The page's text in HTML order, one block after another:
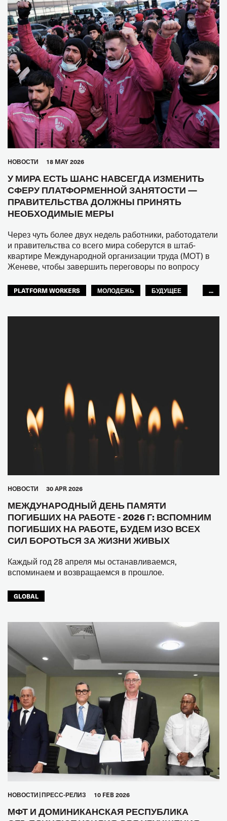
HОВОСТИ 18 MAY 2026
У МИРА ЕСТЬ ШАНС НАВСЕГДА ИЗМЕНИТЬ
СФЕРУ ПЛАТФОРМЕННОЙ ЗАНЯТОСТИ —
ПРАВИТЕЛЬСТВА ДОЛЖНЫ ПРИНЯТЬ
НЕОБХОДИМЫЕ МЕРЫ
Через чуть более двух недель работники, работодатели
и правительства со всего мира соберутся в штаб-
квартире Международной организации труда (МОТ) в
Женеве, чтобы завершить переговоры по вопросу
PLATFORM WORKERS МОЛОДЕЖЬ
БУДУЩЕЕ
...
HОВОСТИ 30 APR 2026
МЕЖДУНАРОДНЫЙ ДЕНЬ ПАМЯТИ
ПОГИБШИХ НА РАБОТЕ - 2026 Г: ВСПОМНИМ
ПОГИБШИХ НА РАБОТЕ, БУДЕМ ИЗО ВСЕХ
СИЛ БОРОТЬСЯ ЗА ЖИЗНИ ЖИВЫХ
Каждый год 28 апреля мы останавливаемся,
вспоминаем и возвращаемся в прошлое.
GLOBAL
HОВОСТИ ПРЕСС-РЕЛИЗ 10 FEB 2026
МФТ И ДОМИНИКАНСКАЯ РЕСПУБЛИКА